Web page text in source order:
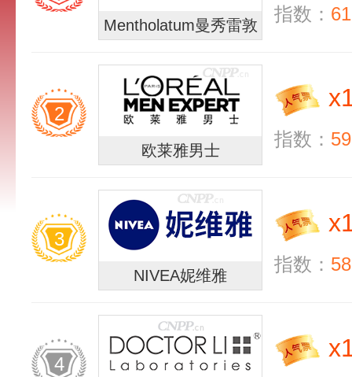
Mentholatum曼秀雷敦
指数：
2
欧莱雅男士
x
指数：
3
NIVEA妮维雅
x
指数：
4
x